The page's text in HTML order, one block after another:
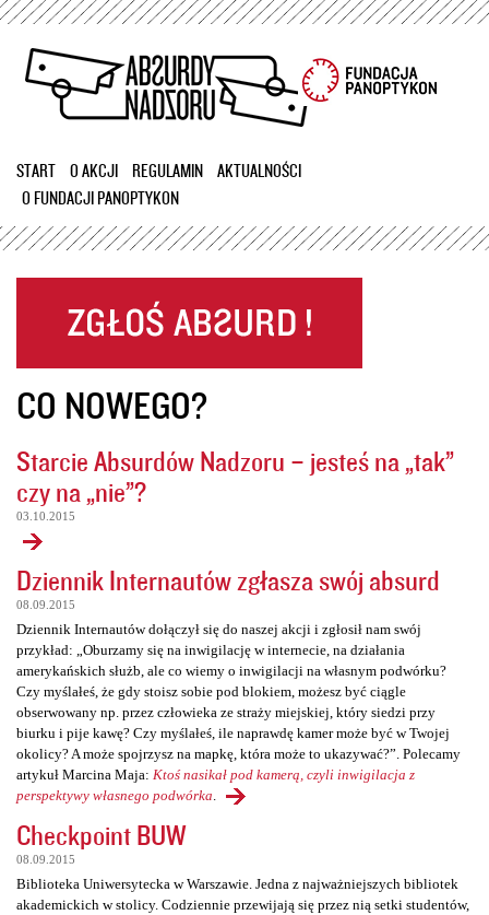
Przejdź
treści
START O AKCJI REGULAMIN
AKTUALNOŚCI
O FUNDACJI PANOPTYKON
CO NOWEGO?
Starcie Absurdów Nadzoru – jesteś na „tak”
czy na „nie”?
03.10.2015
Dziennik Internautów zgłasza swój absurd
08.09.2015
Dziennik Internautów dołączył się do naszej akcji i zgłosił nam swój
przykład: „Oburzamy się na inwigilację w internecie, na działania
amerykańskich służb, ale co wiemy o inwigilacji na własnym podwórku?
Czy myślałeś, że gdy stoisz sobie pod blokiem, możesz być ciągle
obserwowany np. przez człowieka ze straży miejskiej, który siedzi przy
biurku i pije kawę? Czy myślałeś, ile naprawdę kamer może być w Twojej
okolicy? A może spojrzysz na mapkę, która może to ukazywać?”. Polecamy
artykuł Marcina Maja: Ktoś nasikał pod kamerą, czyli inwigilacja z
perspektywy własnego podwórka
Checkpoint BUW
08.09.2015
Biblioteka Uniwersytecka w Warszawie. Jedna z najważniejszych bibliotek
akademickich w stolicy. Codziennie przewijają się przez nią setki studentów,